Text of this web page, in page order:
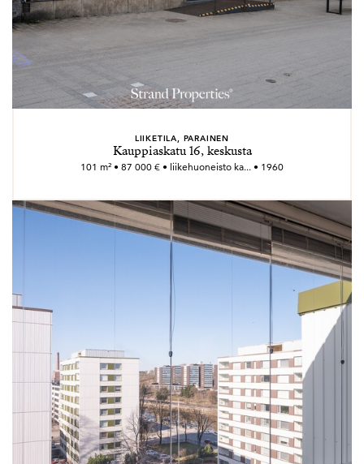
LIIKETILA, PARAINEN
Kauppiaskatu 16, keskusta
101 m² • 87 000 € • liikehuoneisto ka... • 1960